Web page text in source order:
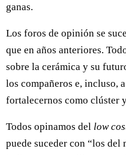
ganas.
Los foros de opinión se
que en años anteriores.
sobre la cerámica y su
los compañeros e, incluso,
fortalecernos como clúster
Todos opinamos del low
puede suceder con “los del